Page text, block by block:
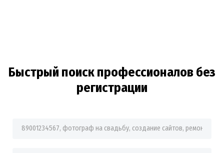
Быстрый поиск профессионалов без
регистрации
Фраза для поиска